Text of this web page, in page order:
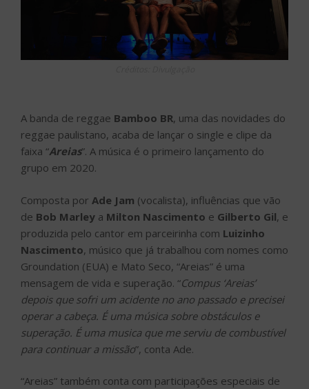
A banda de reggae Bamboo BR, uma das novidades do
reggae paulistano, acaba de lançar o single e clipe da
faixa “Areias”. A música é o primeiro lançamento do
grupo em 2020.
Composta por Ade Jam (vocalista), influências que vão
de Bob Marley a Milton Nascimento e Gilberto Gil, e
produzida pelo cantor em parceirinha com Luizinho
Nascimento, músico que já trabalhou com nomes como
Groundation (EUA) e Mato Seco, “Areias” é uma
mensagem de vida e superação. “Compus ‘Areias’
depois que sofri um acidente no ano passado e precisei
operar a cabeça. É uma música sobre obstáculos e
superação. É uma musica que me serviu de combustível
para continuar a missão”, conta Ade.
“Areias” também conta com participações especiais de